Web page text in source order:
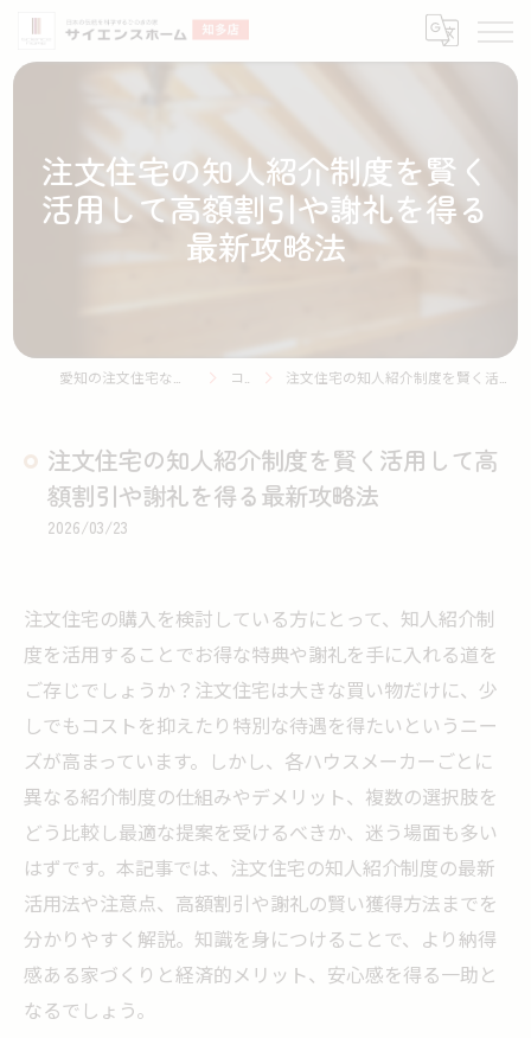
注文住宅の知人紹介制度を賢く
活用して高額割引や謝礼を得る
最新攻略法
コラム 注文住宅の知人紹介制度を賢く活用して高額割引や謝礼を得る最新攻略法
注文住宅の知人紹介制度を賢く活用して高
額割引や謝礼を得る最新攻略法
2026/03/23
注文住宅の購入を検討している方にとって、知人紹介制
度を活用することでお得な特典や謝礼を手に入れる道を
ご存じでしょうか？注文住宅は大きな買い物だけに、少
しでもコストを抑えたり特別な待遇を得たいというニー
ズが高まっています。しかし、各ハウスメーカーごとに
異なる紹介制度の仕組みやデメリット、複数の選択肢を
どう比較し最適な提案を受けるべきか、迷う場面も多い
はずです。本記事では、注文住宅の知人紹介制度の最新
活用法や注意点、高額割引や謝礼の賢い獲得方法までを
分かりやすく解説。知識を身につけることで、より納得
感ある家づくりと経済的メリット、安心感を得る一助と
なるでしょう。